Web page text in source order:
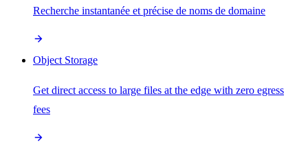
Recherche instantanée et précise de noms de domaine
Object Storage
Get direct access to large files at the edge with zero egress
fees